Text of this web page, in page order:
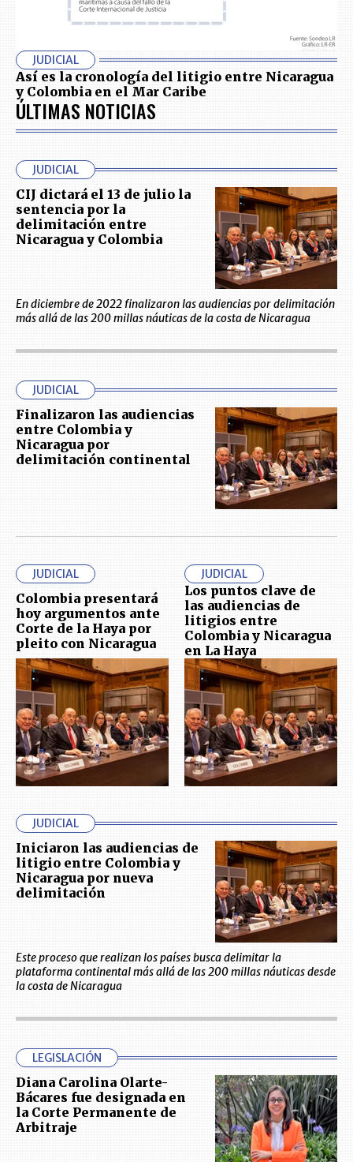
JUDICIAL
Así es la cronología del litigio entre Nicaragua
y Colombia en el Mar Caribe
ÚLTIMAS NOTICIAS
JUDICIAL
CIJ dictará el 13 de julio la
sentencia por la
delimitación entre
Nicaragua y Colombia
En diciembre de 2022 finalizaron las audiencias por delimitación
más allá de las 200 millas náuticas de la costa de Nicaragua
JUDICIAL
Finalizaron las audiencias
entre Colombia y
Nicaragua por
delimitación continental
JUDICIAL
Colombia presentará
hoy argumentos ante
Corte de la Haya por
pleito con Nicaragua
JUDICIAL
Los puntos clave de
las audiencias de
litigios entre
Colombia y Nicaragua
en La Haya
JUDICIAL
Iniciaron las audiencias de
litigio entre Colombia y
Nicaragua por nueva
delimitación
Este proceso que realizan los países busca delimitar la
plataforma continental más allá de las 200 millas náuticas desde
la costa de Nicaragua
LEGISLACIÓN
Diana Carolina Olarte-
Bácares fue designada en
la Corte Permanente de
Arbitraje